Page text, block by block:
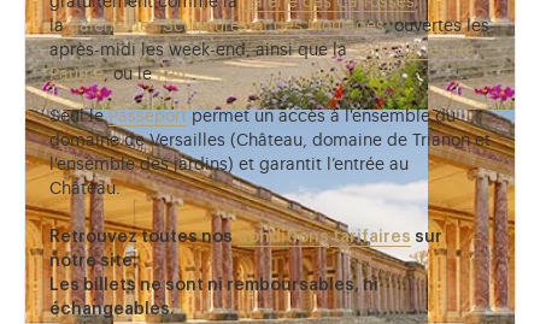
lagalerie des Sculptures et des Moulages, ouvertes les
après-midi les week-end, ainsi que laSalle du Jeu de
Paume, ou leParc.
Seul lePasseport permet un accès à l'ensemble du
domaine de Versailles (Château, domaine de Trianon et
l'ensemble des jardins) et garantit l’entrée au
Château.
Retrouvez toutes nosconditions tarifaires sur
notre site.
Les billets ne sont ni remboursables, ni
échangeables.